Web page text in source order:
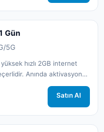
Gün
5G
hızlı 2GB internet
Anında aktivasyon
Satın Al